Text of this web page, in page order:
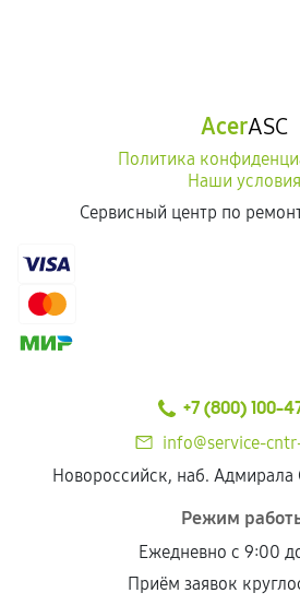
AcerASC
Политика
Наши условия
Сервисный центр по
+7 (800) 100-
info@service-
Новороссийск, наб. Адмирала
Режим
Ежедневно с 9:00
Приём заявок